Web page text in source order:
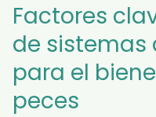
Factores
de
para el
peces